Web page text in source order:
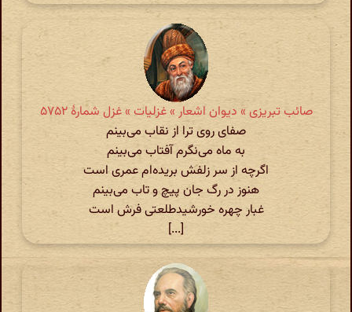
صائب تبریزی » دیوان اشعار » غزلیات » غزل شمارهٔ ۵۷۵۲
صفای روی ترا از نقاب می‌بینم
به ماه می‌نگرم آفتاب می‌بینم
اگرچه از سر زلفش بریده‌ام عمری است
هنوز در رگ جان پیچ و تاب می‌بینم
غبار چهره خورشیدطلعتی فرش است
[...]